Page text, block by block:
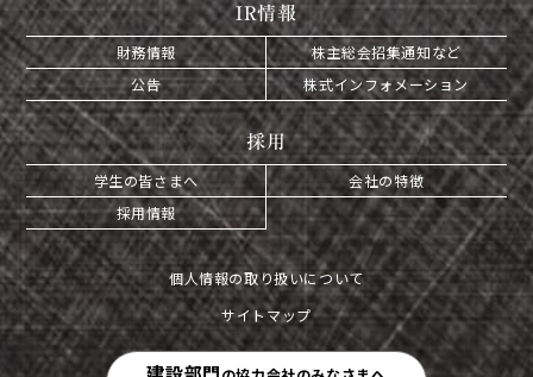
IR情報
財務情報
株主総会招集通知など
公告
株式インフォメーション
採用
学生の皆さまへ
会社の特徴
採用情報
個人情報の取り扱いについて
サイトマップ